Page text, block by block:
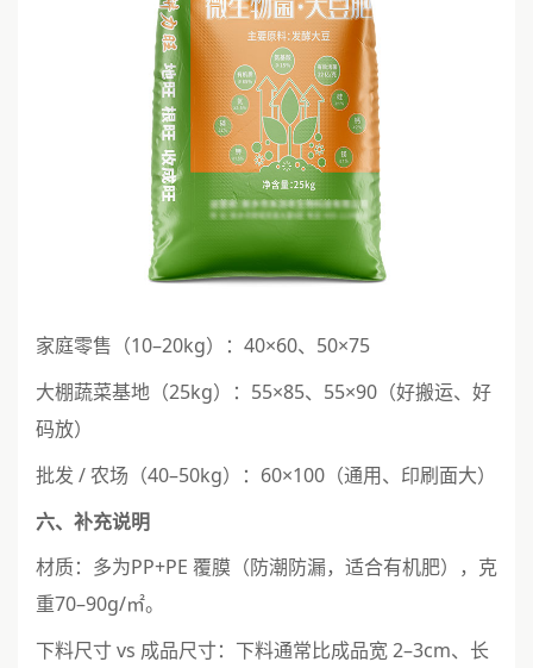
家庭零售（10–20kg）：40×60、50×75
大棚蔬菜基地（25kg）：55×85、55×90（好搬运、好
码放）
批发 / 农场（40–50kg）：60×100（通用、印刷面大）
六、补充说明
材质：多为PP+PE 覆膜（防潮防漏，适合有机肥），克
重70–90g/㎡。
下料尺寸 vs 成品尺寸：下料通常比成品宽 2–3cm、长